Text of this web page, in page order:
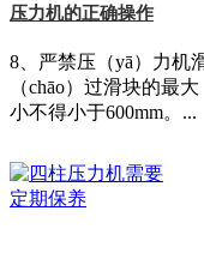
压（yā）力机的（de）
压（yā）力（lì）机的
骤，分别是主（zhǔ）
快（kuài）速下......
压力机的正确操作
8、严禁压（yā）力机
（chāo）过滑块的最
小不得小于600mm。...